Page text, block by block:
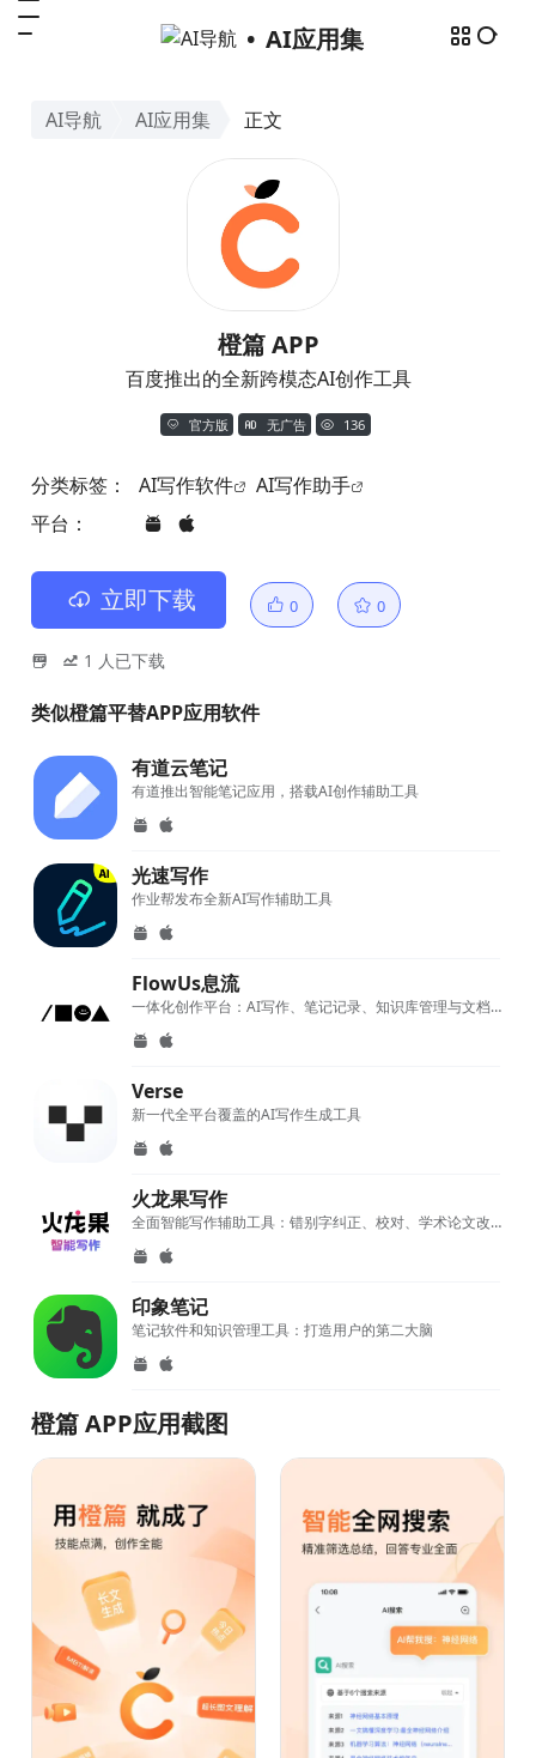
AI应用集
AI导航 AI应用集 正文
橙篇 APP
百度推出的全新跨模态AI创作工具
官方版 无广告 136
分类标签： AI写作软件
AI写作助手
平台：
立即下载 0 0
1 人已下载
类似橙篇平替APP应用软件
有道云笔记
有道推出智能笔记应用，搭载AI创作辅助工具
光速写作
作业帮发布全新AI写作辅助工具
FlowUs息流
一体化创作平台：AI写作、笔记记录、知识库管理与文档协作系统
Verse
新一代全平台覆盖的AI写作生成工具
火龙果写作
全面智能写作辅助工具：错别字纠正、校对、学术论文改写及查重降重功能一应俱全
印象笔记
笔记软件和知识管理工具：打造用户的第二大脑
橙篇 APP应用截图